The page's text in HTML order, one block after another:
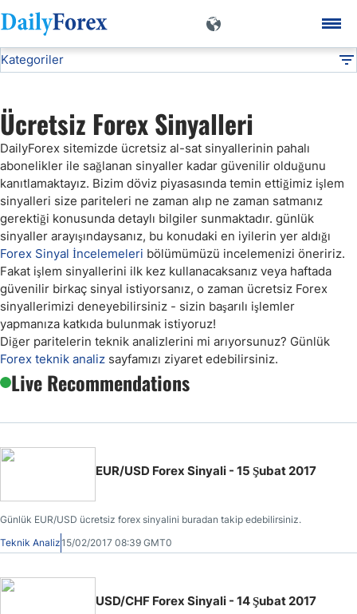
DF Teknik Analiz Forex Al Sat Sinyalleri
Kategoriler
USD/TRY
Forex Al Sat Sinyalleri
Altın Teknik Analiz
Haftalık Analiz
Ücretsiz Forex Sinyalleri
DailyForex sitemizde ücretsiz al-sat sinyallerinin pahalı
abonelikler ile sağlanan sinyaller kadar güvenilir olduğunu
kanıtlamaktayız. Bizim döviz piyasasında temin ettiğimiz işlem
sinyalleri size pariteleri ne zaman alıp ne zaman satmanız
gerektiği konusunda detaylı bilgiler sunmaktadır. günlük
sinyaller arayışındaysanız, bu konudaki en iyilerin yer aldığı
Forex Sinyal İncelemeleri bölümümüzü incelemenizi öneririz.
Fakat işlem sinyallerini ilk kez kullanacaksanız veya haftada
güvenilir birkaç sinyal istiyorsanız, o zaman ücretsiz Forex
sinyallerimizi deneyebilirsiniz - sizin başarılı işlemler
yapmanıza katkıda bulunmak istiyoruz!
Diğer paritelerin teknik analizlerini mi arıyorsunuz? Günlük
Forex teknik analiz sayfamızı ziyaret edebilirsiniz.
Live Recommendations
EUR/USD Forex Sinyali - 15 Şubat 2017
Günlük EUR/USD ücretsiz forex sinyalini buradan takip edebilirsiniz.
Teknik Analiz15/02/2017 08:39 GMT0
USD/CHF Forex Sinyali - 14 Şubat 2017